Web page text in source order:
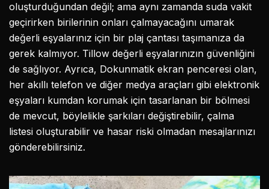
oluşturduğundan değil; ama aynı zamanda suda vakit
geçirirken birilerinin onları çalmayacağını umarak
değerli eşyalarınız için bir plaj çantası taşımanıza da
gerek kalmıyor. Tillow değerli eşyalarınızın güvenliğini
de sağlıyor. Ayrıca, Dokunmatik ekran penceresi olan,
her akıllı telefon ve diğer medya araçları gibi elektronik
eşyaları kumdan korumak için tasarlanan bir bölmesi
de mevcut, böylelikle şarkıları değiştirebilir, çalma
listesi oluşturabilir ve hasar riski olmadan mesajlarınızı
gönderebilirsiniz.